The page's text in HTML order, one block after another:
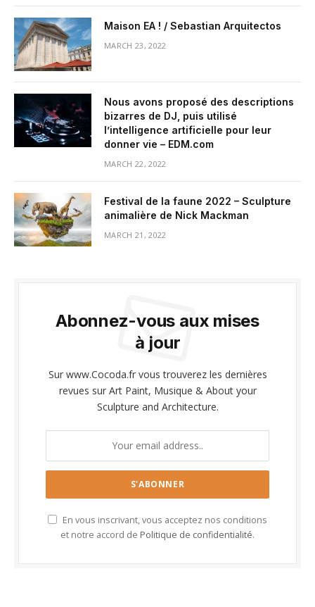
Maison EA ! / Sebastian Arquitectos
MARCH 23, 2022
Nous avons proposé des descriptions
bizarres de DJ, puis utilisé
l’intelligence artificielle pour leur
donner vie – EDM.com
MARCH 22, 2022
Festival de la faune 2022 – Sculpture
animalière de Nick Mackman
MARCH 21, 2022
Abonnez-vous aux mises
à jour
Sur www.Cocoda.fr vous trouverez les dernières
revues sur Art Paint, Musique & About your
Sculpture and Architecture.
En vous inscrivant, vous acceptez nos conditions
et notre accord de Politique de confidentialité.